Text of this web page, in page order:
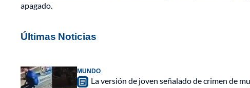
apagado.
Últimas Noticias
MUNDO
La versión de joven señalado de crimen de